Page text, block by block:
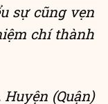
sự cũng vẹn
chí thành
(Quận)